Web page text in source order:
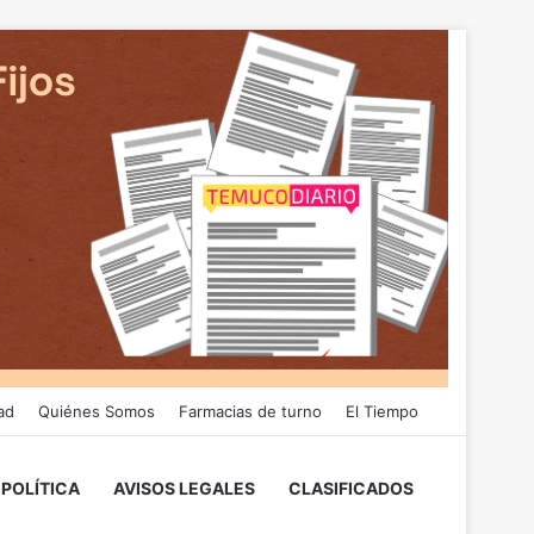
Quiénes Somos Farmacias de turno El Tiempo
POLÍTICA AVISOS LEGALES CLASIFICADOS